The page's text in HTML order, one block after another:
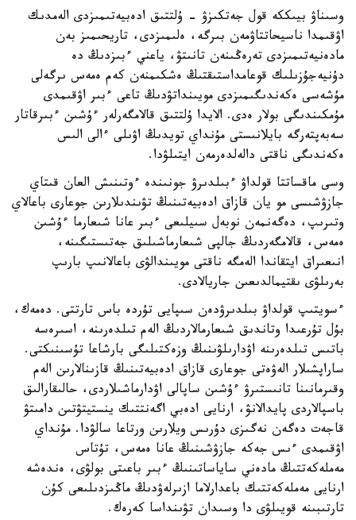
وسىناۋ بيىككە قول جەتكىزۋ - ۇلتتىق ادەبيەتىمىزدى الەمدىك
اۋقىمدا ناسيحاتتاۋمەن بىرگە، ەلىمىزدى، تاريحىمىز بەن
مادەنيەتىمىزدى تەرەڭىنەن تانىتۋ، ياعني ءبىزدىڭ دە
دۇنيەجۇزىلىك قوعامداستىقتىڭ ەشكىمنەن كەم ەمەس ىرگەلى
مۇشەسى ەكەندىگىمىزدى مويىنداتۋدىڭ تاعى ءبىر اۋقىمدى
مۇمكىندىگى بولار ەدى. الايدا ۇلتتىق قالامگەرلەر ءۇشىن ءبىرقاتار
سەبەپتەرگە بايلانىستى مۇنداي تويدىڭ اۋىلى ءالى الىس
ەكەندىگى ناقتى دالەلدەرمەن ايتىلۋدا.
وسى ماقساتتا قولداۋ ءبىلدىرۋ جونىندە ءوتىنىش العان قىتاي
جازۋشىسى مو يان قازاق ادەبيەتىنىڭ تۋىندىلارىن جوعارى باعالاي
وتىرىپ، دەگەنمەن نوبەل سىيلىعى ءبىر عانا شىعارما ءۇشىن
ەمەس، قالامگەردىڭ جالپى شىعارماشىلىق جەتىستىگىنە،
انىعىراق ايتقاندا الەمگە ناقتى مويىندالۋى باعالانىپ بارىپ
بەرىلۋى ىقتيمالدىعىن جاريالادى.
ءسويتىپ قولداۋ بىلدىرۋدەن سىپايى تۇردە باس تارتتى. دەمەك،
بۇل تۇرعىدا وتاندىق شىعارمالاردىڭ الەم تىلدەرىنە، اسىرەسە
باتىس تىلدەرىنە اۋدارىلۋىنىڭ وزەكتىلىگى بارشاعا تۇسىنىكتى.
ساراپشىلار الەۋەتى جوعارى قازاق ادەبيەتىنىڭ قازىنالارىن الەم
وقىرمانىنا تانىستىرۋ ءۇشىن ساپالى اۋدارماشىلاردى، حالىقارالىق
باسپالاردى پايدالانۋ، ارنايى ادەبي اگەنتتىك ينستيتۋتىن دامىتۋ
قاجەت دەگەن نەگىزى دۇرىس ويلارىن ورتاعا سالۋدا. مۇنداي
اۋقىمدى ءىس جەكە جازۋشىنىڭ عانا ەمەس، تۇتاس
مەملەكەتتىڭ مادەني ساياساتىنىڭ ءبىر باعىتى بولۋى، ەندەشە
ارنايى مەملەكەتتىك باعدارلاما ازىرلەۋدىڭ ماڭىزدىلىعى كۇن
تارتىبىنە قويىلۋى دا وسىدان تۋىنداسا كەرەك.